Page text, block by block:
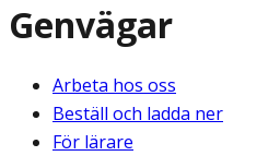
Genvägar
Arbeta hos oss
Beställ och ladda ner
För lärare